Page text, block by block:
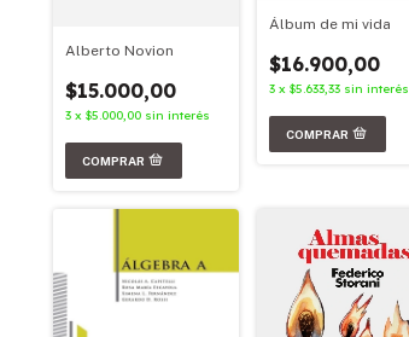
Alberto Novion
$15.000,00
3 x $5.000,00 sin interés
Álbum de mi vida
$16.900,00
3 x $5.633,33 sin interés